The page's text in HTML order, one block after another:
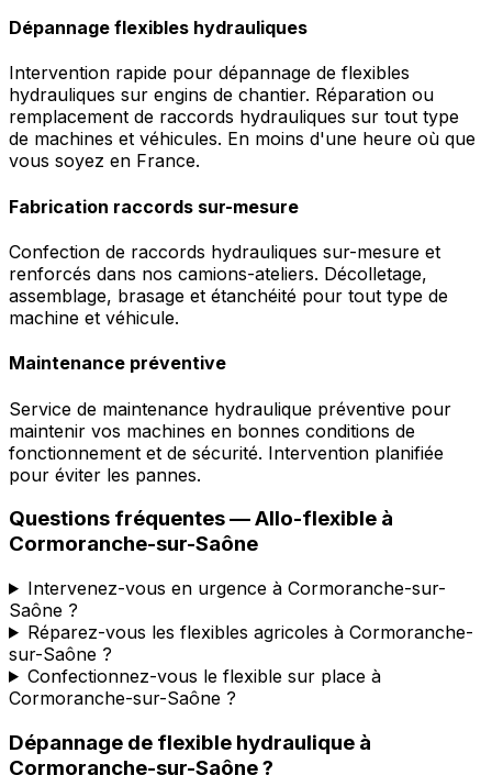
Dépannage flexibles hydrauliques
Intervention rapide pour dépannage de flexibles
hydrauliques sur engins de chantier. Réparation ou
remplacement de raccords hydrauliques sur tout type
de machines et véhicules. En moins d'une heure où que
vous soyez en France.
Fabrication raccords sur-mesure
Confection de raccords hydrauliques sur-mesure et
renforcés dans nos camions-ateliers. Décolletage,
assemblage, brasage et étanchéité pour tout type de
machine et véhicule.
Maintenance préventive
Service de maintenance hydraulique préventive pour
maintenir vos machines en bonnes conditions de
fonctionnement et de sécurité. Intervention planifiée
pour éviter les pannes.
Questions fréquentes —Allo-flexible à
Cormoranche-sur-Saône
Intervenez-vous en urgence à Cormoranche-sur-
Saône ?
Réparez-vous les flexibles agricoles à Cormoranche-
sur-Saône ?
Confectionnez-vous le flexible sur place à
Cormoranche-sur-Saône ?
Dépannage de flexible hydraulique à
Cormoranche-sur-Saône?